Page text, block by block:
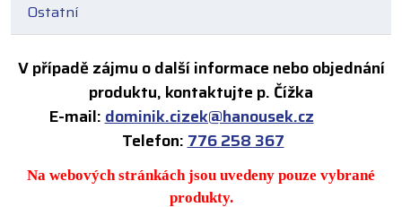
Ostatní
V případě zájmu o další informace nebo objednání
produktu, kontaktujte p. Čížka
E-mail:dominik.cizek@hanousek.cz
Telefon:776 258 367
Na webových stránkách jsou uvedeny pouze vybrané
produkty.